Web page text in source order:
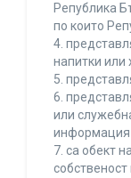
Република
по които
4.
напитки или
5.
6.
или
информация
7. са обект